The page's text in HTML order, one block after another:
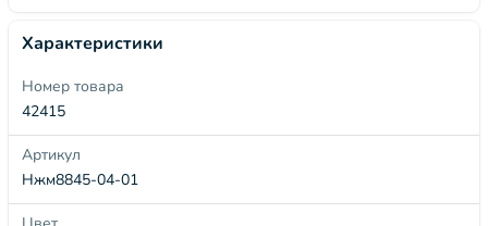
Характеристики
Номер товара
42415
Артикул
Нжм8845-04-01